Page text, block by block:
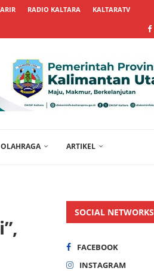
RADIO KALTARA KALTARATV
OLAHRAGA ARTIKEL
SOCIAL NETWORKS
FACEBOOK
INSTAGRAM